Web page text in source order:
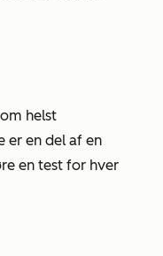
helst
er en del af en
en test for hver